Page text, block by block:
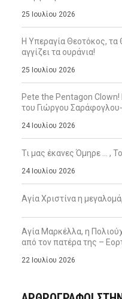
25 Ιουλίου 2026
Η Υπεραγία Θεοτόκος, τα
αγγίζει τα ουράνια!
25 Ιουλίου 2026
Pete the Pentagon Clown!
του Γιώργου
24 Ιουλίου 2026
Τι μας έκανες Όμηρε … ,
24 Ιουλίου 2026
Αγία Χριστίνα η
Αγία Μαρκέλλα, η
από τον πατέρα της –
22 Ιουλίου 2026